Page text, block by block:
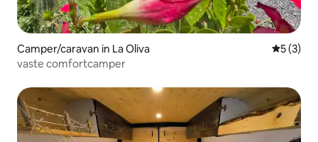
Camper/caravan in La Oliva
5 (3)
vaste comfortcamper